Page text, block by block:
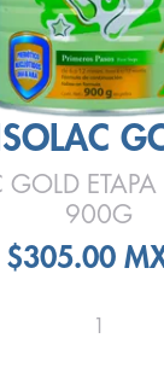
GOLD
900G
$305.00
1